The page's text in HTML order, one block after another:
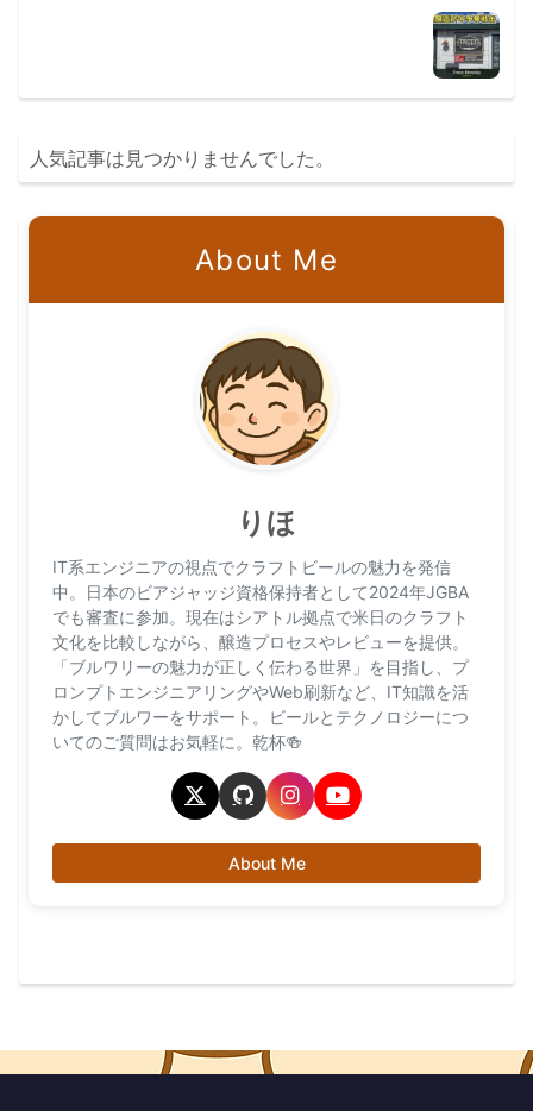
人気記事は見つかりませんでした。
About Me
りほ
IT系エンジニアの視点でクラフトビールの魅力を発信
中。日本のビアジャッジ資格保持者として2024年JGBA
でも審査に参加。現在はシアトル拠点で米日のクラフト
文化を比較しながら、醸造プロセスやレビューを提供。
「ブルワリーの魅力が正しく伝わる世界」を目指し、プ
ロンプトエンジニアリングやWeb刷新など、IT知識を活
かしてブルワーをサポート。ビールとテクノロジーにつ
いてのご質問はお気軽に。乾杯🍻
About Me